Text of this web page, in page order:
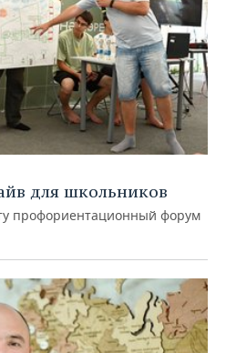
для школьников
профориентационный форум